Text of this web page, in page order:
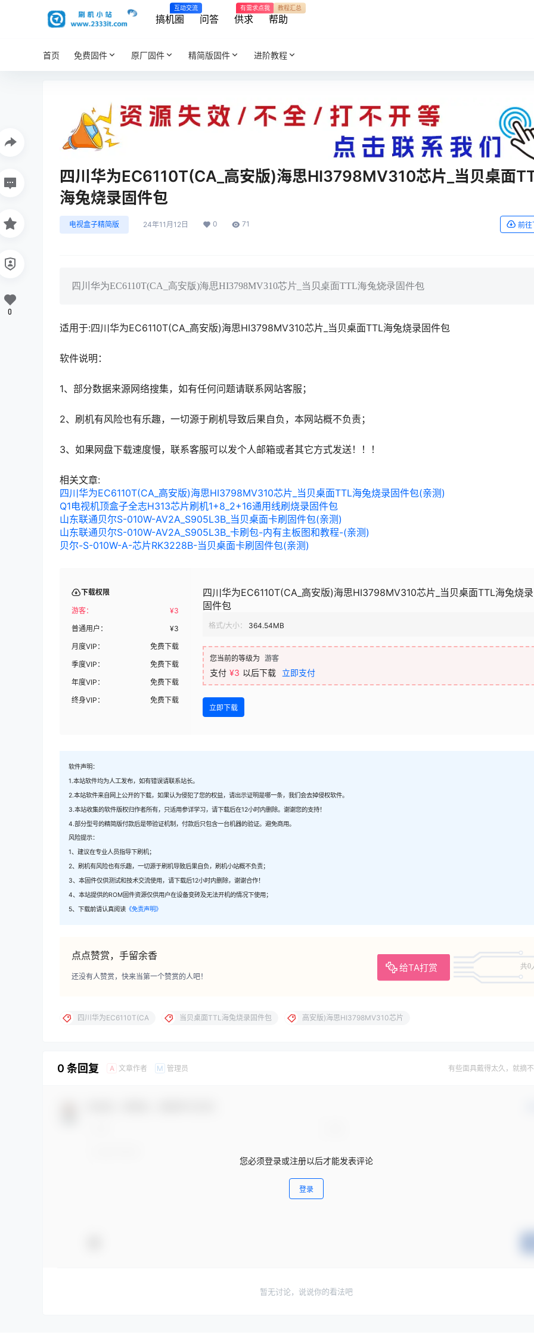
搞机圈
互动交流
问答 供求
有需求点我
帮助
教程汇总
首页 免费固件 原厂固件 精简版固件 进阶教程
四川华为EC6110T(CA_高安版)海思HI3798MV310芯片_当贝桌面
海兔烧录固件包
电视盒子精简版 24年11月12日 0 71 前往
四川华为EC6110T(CA_高安版)海思HI3798MV310芯片_当贝桌面TTL海兔烧录固件包
适用于:四川华为EC6110T(CA_高安版)海思HI3798MV310芯片_当贝桌面TTL海兔烧录固件包
软件说明：
1、部分数据来源网络搜集，如有任何问题请联系网站客服；
2、刷机有风险也有乐趣，一切源于刷机导致后果自负，本网站概不负责；
3、如果网盘下载速度慢，联系客服可以发个人邮箱或者其它方式发送！！！
相关文章:
四川华为EC6110T(CA_高安版)海思HI3798MV310芯片_当贝桌面TTL海兔烧录固件包(亲测)
Q1电视机顶盒子全志H313芯片刷机1+8_2+16通用线刷烧录固件包
山东联通贝尔S-010W-AV2A_S905L3B_当贝桌面卡刷固件包(亲测)
山东联通贝尔S-010W-AV2A_S905L3B_卡刷包-内有主板图和教程-(亲测)
贝尔-S-010W-A-芯片RK3228B-当贝桌面卡刷固件包(亲测)
下载权限
游客： ¥3
普通用户：
¥3
月度VIP：
免费下载
季度VIP：
免费下载
年度VIP：
免费下载
终身VIP：
免费下载
四川华为EC6110T(CA_高安版)海思HI3798MV310芯片_当贝桌面TTL海兔烧录
固件包
格式/大小： 364.54MB
您当前的等级为 游客
支付 ¥3 以后下载 立即支付
立即下载
软件声明：
1.本站软件均为人工发布，如有错误请联系站长。
2.本站软件来自网上公开的下载，如果认为侵犯了您的权益，请出示证明是哪一条，我们会去掉侵权软件。
3.本站收集的软件版权归作者所有，只适用参详学习，请下载后在12小时内删除。谢谢您的支持！
4.部分型号的精简版付款后是带验证机制，付款后只包含一台机器的验证。避免商用。
风险提示：
1、建议在专业人员指导下刷机；
2、刷机有风险也有乐趣，一切源于刷机导致后果自负，刷机小站概不负责；
3、本固件仅供测试和技术交流使用，请下载后12小时内删除，谢谢合作！
4、本站提供的ROM固件资源仅供用户在设备变砖及无法开机的情况下使用；
5、下载前请认真阅读 《免责声明》
点点赞赏，手留余香
给TA打赏 共0
还没有人赞赏，快来当第一个赞赏的人吧！
0
四川华为EC6110T(CA 当贝桌面TTL海兔烧录固件包 高安版)海思HI3798MV310芯片
0 条回复 A 文章作者 M 管理员 有些面具戴得太久，就摘
您必须登录或注册以后才能发表评论
登录
暂无讨论，说说你的看法吧